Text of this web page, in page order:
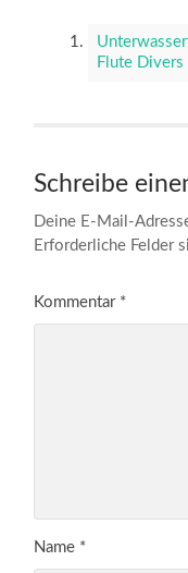
Flute Divers
Schreibe
Deine E-Mail-
Erforderliche Felder
Kommentar *
Name *